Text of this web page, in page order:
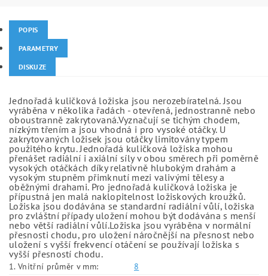
POPIS
PARAMETRY
DISKUZE
Jednořadá kuličková ložiska jsou nerozebíratelná. Jsou
vyráběna v několika řadách - otevřená, jednostranně nebo
oboustranně zakrytovaná.Vyznačují se tichým chodem,
nízkým třením a jsou vhodná i pro vysoké otáčky. U
zakrytovaných ložisek jsou otáčky limitovány typem
použitého krytu. Jednořadá kuličková ložiska mohou
přenášet radiální i axiální síly v obou směrech při poměrně
vysokých otáčkách díky relativně hlubokým drahám a
vysokým stupněm přimknutí mezi valivými tělesy a
oběžnými drahami. Pro jednořadá kuličková ložiska je
přípustná jen malá naklopitelnost ložiskových kroužků.
Ložiska jsou dodávána se standardní radiální vůlí, ložiska
pro zvláštní případy uložení mohou být dodávána s menší
nebo větší radiální vůlí.Ložiska jsou vyráběna v normální
přesnosti chodu, pro uložení náročnější na přesnost nebo
uložení s vyšší frekvencí otáčení se používají ložiska s
vyšší přesností chodu.
1. Vnitřní průměr v mm:
8